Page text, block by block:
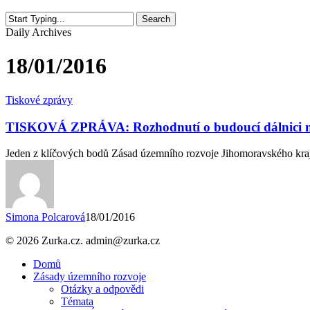
Search
Close
Daily Archives
18/01/2016
TISKOVÁ
Rozhodnutí
o
budoucí
dálnici
Vídeň
máme
na
dosah
Tiskové zprávy
TISKOVÁ ZPRÁVA: Rozhodnutí o budoucí dálnici
Jeden z klíčových bodů Zásad územního rozvoje Jihomoravského
Simona Polcarová18/01/2016
© 2026 Zurka.cz. admin@zurka.cz
Close
Menu
Domů
Zásady územního rozvoje
Otázky a odpovědi
Témata